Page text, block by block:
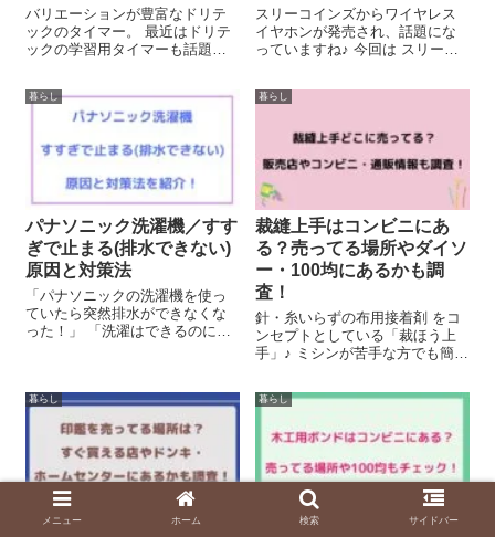
バリエーションが豊富なドリテ
ックのタイマー。 最近はドリテ
ックの学習用タイマーも話題に
ントダウンしたり、タイムトラ
イアルに挑戦したりと、色んな
るようです...
スリーコインズからワイヤレス
イヤホンが発売され、話題にな
っていますね♪ 今回は スリーコ
っている人に、私が試して解決
ホンの「充電ボックス」は充電
で...
暮らし
パナソニック洗濯機／すす
ぎで止まる(排水できない)
原因と対策法
「パナソニックの洗濯機を使っ
ていたら突然排水ができなくな
った！」 「洗濯はできるのに、
でも業者に頼むのは面倒だった
ので、ネットの情報を参考にし
暮らし
裁縫上手はコンビニにあ
る？売ってる場所やダイソ
ー・100均にあるかも調
査！
針・糸いらずの布用接着剤 をコ
ンセプトとしている「裁ほう上
手」♪ ミシンが苦手な方でも簡単
んな裁縫上手ですが、 裁縫上手
イソー・100均にもある？ ...
暮らし
印鑑を売ってる場所は？す
暮らし
木工用ボンドはコンビニに
メニュー ホーム 検索 サイドバー